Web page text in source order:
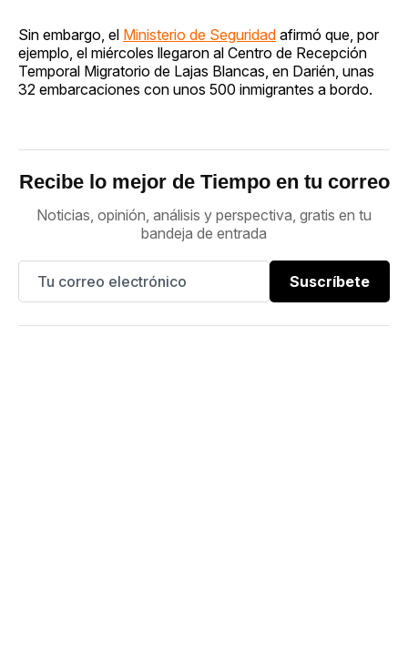
Sin embargo, el Ministerio de Seguridad afirmó que, por
ejemplo, el miércoles llegaron al Centro de Recepción
Temporal Migratorio de Lajas Blancas, en Darién, unas
32 embarcaciones con unos 500 inmigrantes a bordo.
Recibe lo mejor de Tiempo en tu correo
Noticias, opinión, análisis y perspectiva, gratis en tu
bandeja de entrada
Suscríbete